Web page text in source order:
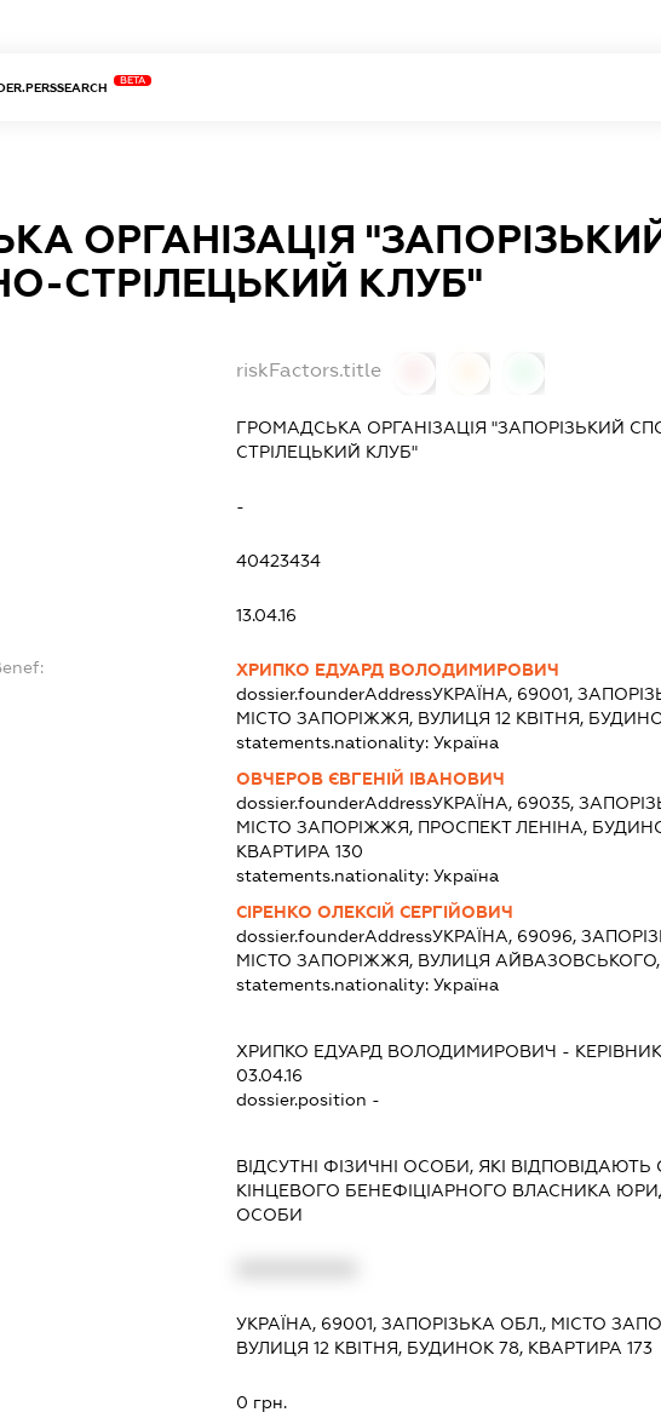
BETA
ОРГАНІЗАЦІЯ
СТРІЛЕЦЬКИЙ КЛУБ"
riskFactors.title
ГРОМАДСЬКА ОРГАНІЗАЦІЯ "ЗАПОРІЗЬКИЙ
СТРІЛЕЦЬКИЙ КЛУБ"
-
40423434
13.04.16
ХРИПКО ЕДУАРД ВОЛОДИМИРОВИЧ
dossier.founderAddressУКРАЇНА, 69001,
МІСТО ЗАПОРІЖЖЯ, ВУЛИЦЯ 12 КВІТНЯ,
statements.nationality: Україна
ОВЧЕРОВ ЄВГЕНІЙ ІВАНОВИЧ
dossier.founderAddressУКРАЇНА, 69035,
МІСТО ЗАПОРІЖЖЯ, ПРОСПЕКТ ЛЕНІНА,
КВАРТИРА 130
statements.nationality: Україна
СІРЕНКО ОЛЕКСІЙ СЕРГІЙОВИЧ
dossier.founderAddressУКРАЇНА, 69096,
МІСТО ЗАПОРІЖЖЯ, ВУЛИЦЯ АЙВАЗОВСЬКОГО,
statements.nationality: Україна
ХРИПКО ЕДУАРД ВОЛОДИМИРОВИЧ - КЕРІВНИК
03.04.16
dossier.position -
ВІДСУТНІ ФІЗИЧНІ ОСОБИ, ЯКІ ВІДПОВІДАЮТЬ
КІНЦЕВОГО БЕНЕФІЦІАРНОГО ВЛАСНИКА
ОСОБИ
УКРАЇНА, 69001, ЗАПОРІЗЬКА ОБЛ., МІСТО
ВУЛИЦЯ 12 КВІТНЯ, БУДИНОК 78, КВАРТИРА 173
0 грн.